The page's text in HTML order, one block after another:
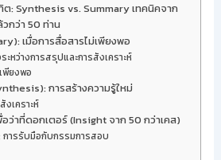
Synthesis vs. Summary เทคนิคจาก
กว่า 50 ท่าน
เมื่อการสื่อสารไม่เพียงพอ
ะหว่างการสรุปและการสังเคราะห์
พียงพอ
การสร้างความรู้ใหม่
งเคราะห์
ว่าที่ดอกเตอร์ (Insight จาก 50 กว่าเคส)
การรับมือกับกรรมการสอบ